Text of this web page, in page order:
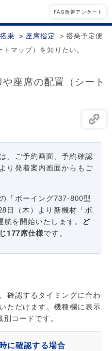
FAQ改善アンケート
乗 > 座席指定 > 搭乗予定便
マップ）を知りたい。
座席の配置（シート
、ご予約画面、予約確認
り発着案内画面からもご
「ボーイング737-800型
日（木）より新機材「ボ
を開始いたします。
ど
177席仕様です。
確認するタイミングに合わ
ただけます。機種欄に表示
コードです。
に確認する場合